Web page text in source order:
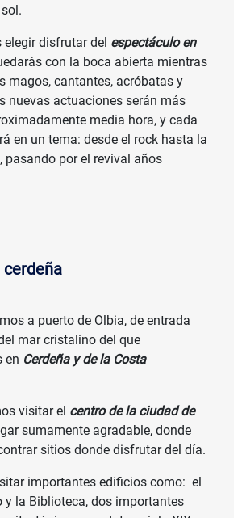
elegir disfrutar del espectáculo en
con la boca abierta mientras
magos, cantantes, acróbatas y
nuevas actuaciones serán más
media hora, y cada
en un tema: desde el rock hasta la
pasando por el revival años
cerdeña
a puerto de Olbia, de entrada
mar cristalino del que
en Cerdeña y de la Costa
visitar el centro de la ciudad de
sumamente agradable, donde
sitios donde disfrutar del día.
importantes edificios como: el
y la Biblioteca, dos importantes